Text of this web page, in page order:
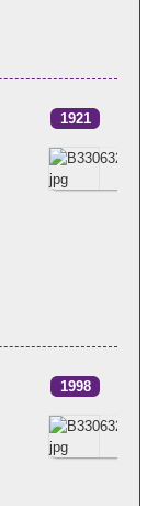
1921
1998